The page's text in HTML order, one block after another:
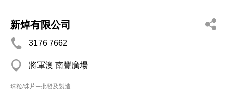
新焯有限公司
3176 7662
將軍澳 南豐廣場
珠粒/珠片─批發及製造